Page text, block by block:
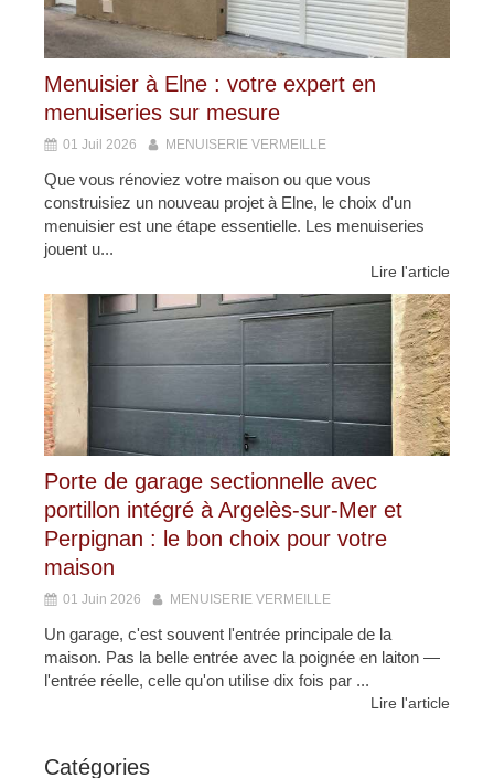
Menuisier à Elne : votre expert en
menuiseries sur mesure
01 Juil 2026 MENUISERIE VERMEILLE
Que vous rénoviez votre maison ou que vous
construisiez un nouveau projet à Elne, le choix d'un
menuisier est une étape essentielle. Les menuiseries
jouent u...
Lire l'article
Porte de garage sectionnelle avec
portillon intégré à Argelès-sur-Mer et
Perpignan : le bon choix pour votre
maison
01 Juin 2026 MENUISERIE VERMEILLE
Un garage, c'est souvent l'entrée principale de la
maison. Pas la belle entrée avec la poignée en laiton —
l'entrée réelle, celle qu'on utilise dix fois par ...
Lire l'article
Catégories